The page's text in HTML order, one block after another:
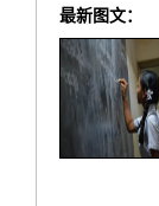
最新图文：